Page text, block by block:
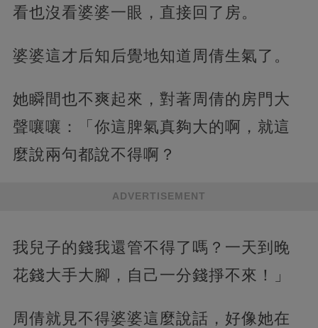
看也沒看婆婆一眼，直接回了房。
婆婆這才后知后覺地知道周倩生氣了。
她瞬間也不爽起來，對著周倩的房門大
聲嚷嚷：「你這脾氣真夠大的啊，就這
麼說兩句都說不得啊？
ADVERTISEMENT
我兒子的錢我還管不得了嗎？一天到晚
花錢大手大腳，自己一分錢掙不來！」
周倩就見不得婆婆這麼說話，好像她在